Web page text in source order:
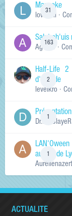
31
Manneke
lowskill ·
163
Salut ch'uis
Ag0Nie ·
2
Half-Life
d'arcade
levelkro ·
Dr.KinSlayeR
au sud de
ACTUALITÉ